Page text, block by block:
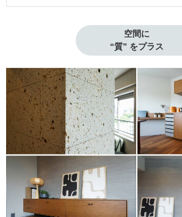
空間に
“質” をプラス